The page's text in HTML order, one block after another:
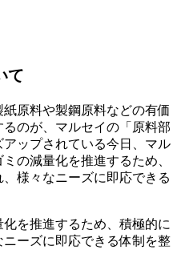
て
原料や製鋼原料などの有価
のが、マルセイの「原料部
ップされている今日、マル
の減量化を推進するため、
様々なニーズに即応できる
を推進するため、積極的に
ーズに即応できる体制を整